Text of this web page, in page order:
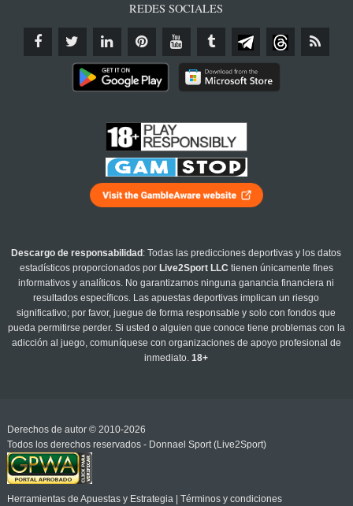
REDES SOCIALES
Descargo de responsabilidad : Todas las predicciones deportivas y los datos
estadísticos proporcionados por Live2Sport LLC tienen únicamente fines
informativos y analíticos. No garantizamos ninguna ganancia financiera ni
resultados específicos. Las apuestas deportivas implican un riesgo
significativo; por favor, juegue de forma responsable y solo con fondos que
pueda permitirse perder. Si usted o alguien que conoce tiene problemas con la
adicción al juego, comuníquese con organizaciones de apoyo profesional de
inmediato.18+
Derechos de autor © 2010-2026
Todos los derechos reservados - Donnael Sport (Live2Sport)
Herramientas de Apuestas y Estrategia| Términos y condiciones